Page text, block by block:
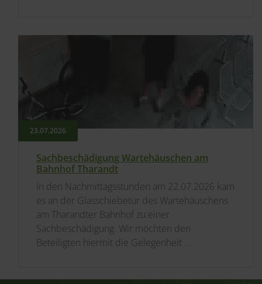
23.​07.​2026
Sachbeschädigung Wartehäuschen am
Bahnhof Tharandt
In den Nachmittagsstunden am 22.07.2026 kam
es an der Glasschiebetür des Wartehäuschens
am Tharandter Bahnhof zu einer
Sachbeschädigung. Wir möchten den
Beteiligten hiermit die Gelegenheit ...